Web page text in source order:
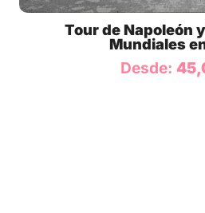
Tour de Napoleón
Mundiales
Desde: